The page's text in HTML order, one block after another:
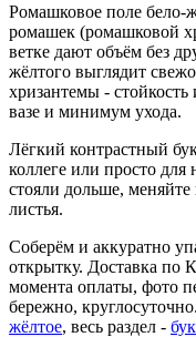
Ромашковое поле бело-
ромашек (ромашковой
ветке дают объём без
жёлтого выглядит
хризантемы -
вазе и минимум ухода.
Лёгкий контрастный
коллеге или просто
стояли дольше,
листья.
Соберём и аккуратно
открытку. Доставка по
момента оплаты, фото
бережно,
жёлтое, весь раздел -